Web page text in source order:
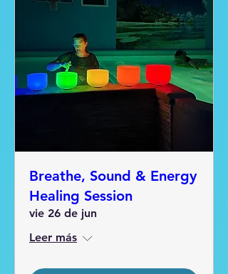
Breathe, Sound & Energy
Healing Session
vie 26 de jun
Leer más